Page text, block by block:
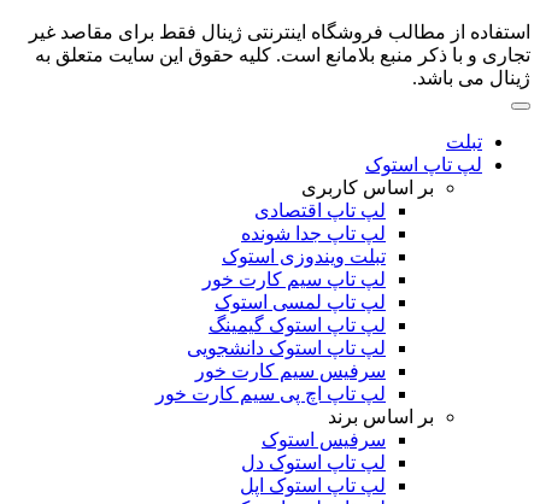
استفاده از مطالب فروشگاه اینترنتی ژینال فقط برای مقاصد غیر
تجاری و با ذکر منبع بلامانع است. کلیه حقوق این سایت متعلق به
ژینال می باشد.
تبلت
لپ تاپ استوک
بر اساس کاربری
لپ تاپ اقتصادی
لپ تاپ جدا شونده
تبلت ویندوزی استوک
لپ تاپ سیم کارت خور
لپ تاپ لمسی استوک
لپ تاپ استوک گیمینگ
لپ تاپ استوک دانشجویی
سرفیس سیم کارت خور
لپ تاپ اچ پی سیم کارت خور
بر اساس برند
سرفیس استوک
لپ تاپ استوک دل
لپ تاپ استوک اپل